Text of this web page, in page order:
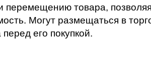
перемещению товара,
Могут размещаться в
его покупкой.